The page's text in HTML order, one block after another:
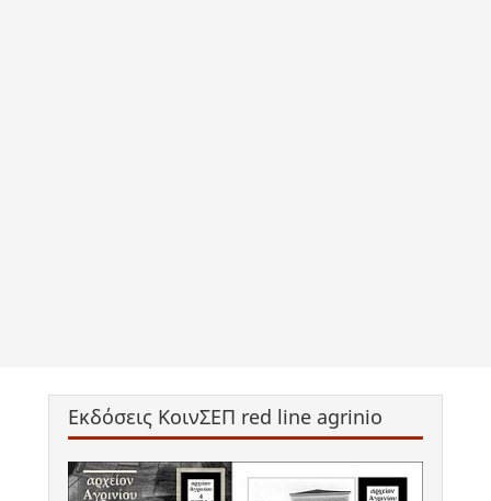
Εκδόσεις ΚοινΣΕΠ red line agrinio